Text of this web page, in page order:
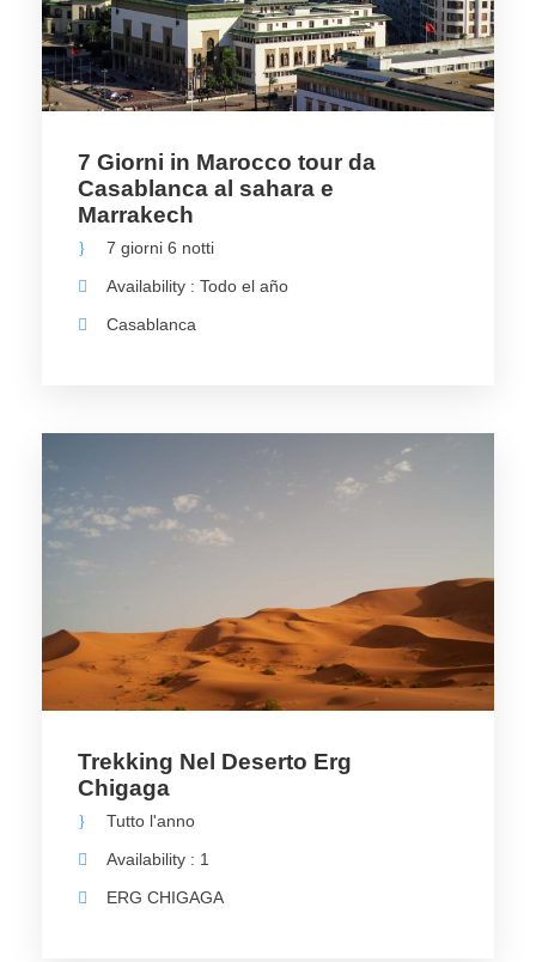
7 Giorni in Marocco tour da
Casablanca al sahara e
Marrakech
7 giorni 6 notti
Availability : Todo el año
Casablanca
Trekking Nel Deserto Erg
Chigaga
Tutto l'anno
Availability : 1
ERG CHIGAGA